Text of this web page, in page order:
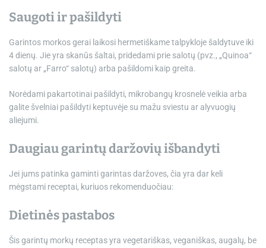
Saugoti ir pašildyti
Garintos morkos gerai laikosi hermetiškame talpykloje šaldytuve iki
4 dienų. Jie yra skanūs šaltai, pridedami prie salotų (pvz., „Quinoa“
salotų ar „Farro“ salotų) arba pašildomi kaip greita.
Norėdami pakartotinai pašildyti, mikrobangų krosnelė veikia arba
galite švelniai pašildyti keptuvėje su mažu sviestu ar alyvuogių
aliejumi.
Daugiau garintų daržovių išbandyti
Jei jums patinka gaminti garintas daržoves, čia yra dar keli
mėgstami receptai, kuriuos rekomenduočiau:
Dietinės pastabos
Šis garintų morkų receptas yra vegetariškas, veganiškas, augalų, be